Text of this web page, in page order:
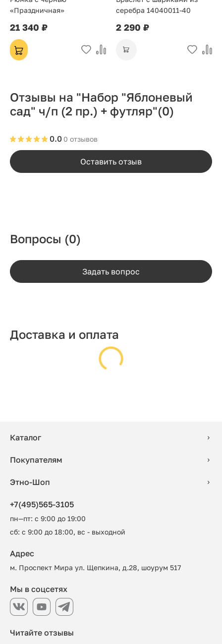
«Праздничная»
21 340 ₽
серебра 14040011-40
2 290 ₽
Отзывы на "Набор "Яблоневый
сад" ч/п (2 пр.) + футляр"(0)
0 отзывов
0.0
Оставить отзыв
Вопросы (0)
Задать вопрос
Доставка и оплата
Каталог
Покупателям
Этно-Шоп
+7(495)565-3105
пн—пт: с 9:00 до 19:00
сб: с 9:00 до 18:00, вс - выходной
Читайте отзывы
Адрес
м. Проспект Мира ул. Щепкина, д.28, шоурум 517
Мы в соцсетях